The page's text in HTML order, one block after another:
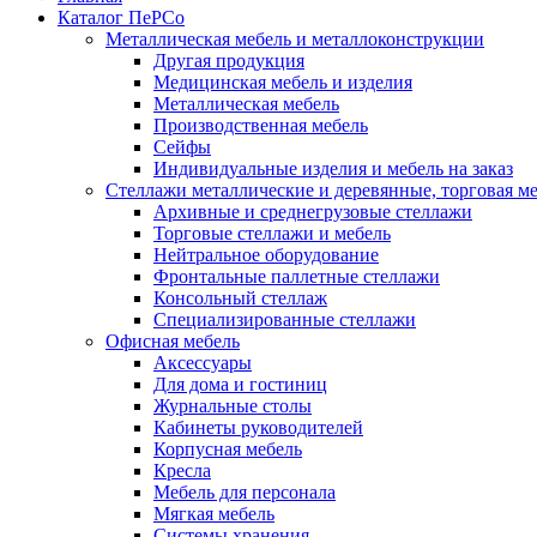
Каталог ПеРСо
Металлическая мебель и металлоконструкции
Другая продукция
Медицинская мебель и изделия
Металлическая мебель
Производственная мебель
Сейфы
Индивидуальные изделия и мебель на заказ
Стеллажи металлические и деревянные, торговая
Архивные и среднегрузовые стеллажи
Торговые стеллажи и мебель
Нейтральное оборудование
Фронтальные паллетные стеллажи
Консольный стеллаж
Специализированные стеллажи
Офисная мебель
Аксессуары
Для дома и гостиниц
Журнальные столы
Кабинеты руководителей
Корпусная мебель
Кресла
Мебель для персонала
Мягкая мебель